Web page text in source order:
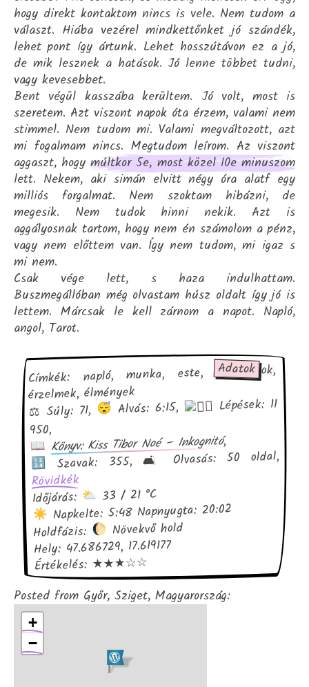
hogy direkt kontaktom nincs is vele. Nem tudom a
választ. Hiába vezérel mindkettőnket jó szándék,
lehet pont így ártunk. Lehet hosszútávon ez a jó,
de mik lesznek a hatások. Jó lenne többet tudni,
vagy kevesebbet.
Bent végül kasszába kerültem. Jó volt, most is
szeretem. Azt viszont napok óta érzem, valami nem
stimmel. Nem tudom mi. Valami megváltozott, azt
mi fogalmam nincs. Megtudom leírom. Az viszont
aggaszt, hogymúltkor 5e, most közel 10e minuszom
lett. Nekem, aki simán elvitt négy óra alatf egy
milliós forgalmat. Nem szoktam hibázni, de
megesik. Nem tudok hinni nekik. Azt is
aggályosnak tartom, hogy nem én számolom a pénz,
vagy nem előttem van. Így nem tudom, mi igaz s
mi nem.
Csak vége lett, s haza indulhattam.
Buszmegállóban még olvastam húsz oldalt így jó is
lettem. Márcsak le kell zárnom a napot. Napló,
angol, Tarot.
Adatok
Címkék: napló, munka, este, gondolatok,
érzelmek, élmények
⚖ Súly: 71, Alvás: 6:15, Lépések: 11
950,
Könyv: Kiss Tibor Noé – Inkognitó,
Szavak: 355, 🛋 Olvasás: 50 oldal,
Rövidkék
Időjárás: 33 / 21 °C
Napkelte: 5:48 Napnyugta: 20:02
Holdfázis: Növekvő hold
Hely: 47.686729, 17.619177
Értékelés: ★★★☆☆
Posted from Győr, Sziget, Magyarország:
+
−